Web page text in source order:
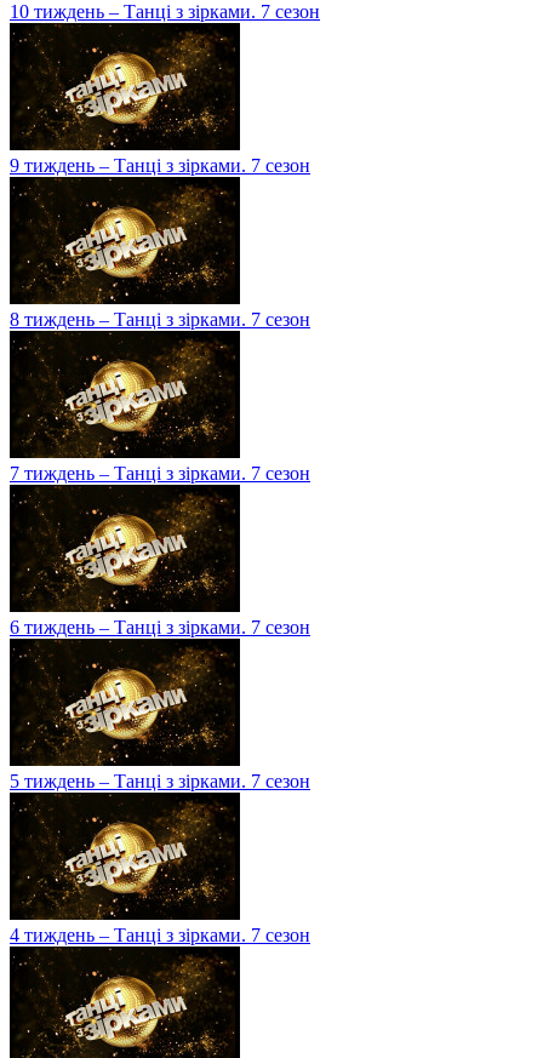
10 тиждень – Танці з зірками. 7 сезон
9 тиждень – Танці з зірками. 7 сезон
8 тиждень – Танці з зірками. 7 сезон
7 тиждень – Танці з зірками. 7 сезон
6 тиждень – Танці з зірками. 7 сезон
5 тиждень – Танці з зірками. 7 сезон
4 тиждень – Танці з зірками. 7 сезон